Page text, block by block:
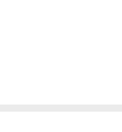
PA、阻燃